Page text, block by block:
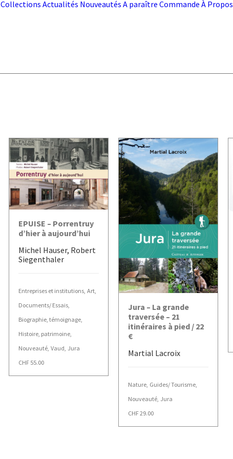
Collections Actualités Nouveautés A paraître Commande À Propos
AJOUTER AU PANIER
EPUISE – Porrentruy
d’hier à aujourd’hui
Michel Hauser, Robert
Siegenthaler
Entreprises et institutions Art
Documents/ Essais
Biographie, témoignage
Histoire, patrimoine
Nouveauté Vaud Jura
CHF 55.00
AJOUTER AU PANIER
Jura – La grande
traversée – 21
itinéraires à pied / 22
€
Martial Lacroix
Nature, Guides/ Tourisme,
Nouveauté, Jura
CHF29.00